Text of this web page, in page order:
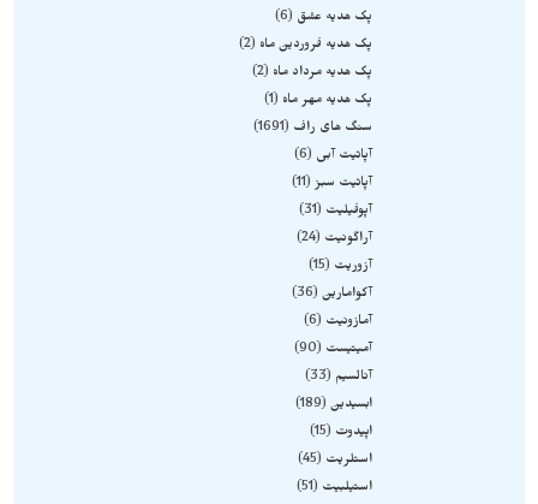
پک هدیه عشق
6
پک هدیه فروردین ماه
2
پک هدیه مرداد ماه
2
پک هدیه مهر ماه
1
سنگ های راف
1691
آپاتیت آبی
6
آپاتیت سبز 11
آپوفیلیت
31
آراگونیت
24
آزوریت
15
آکوامارین 36
آمازونیت
6
آمیتیست
90
آنالسیم
33
ابسیدین 189
اپیدوت
15
استلریت
45
استیلبیت
51